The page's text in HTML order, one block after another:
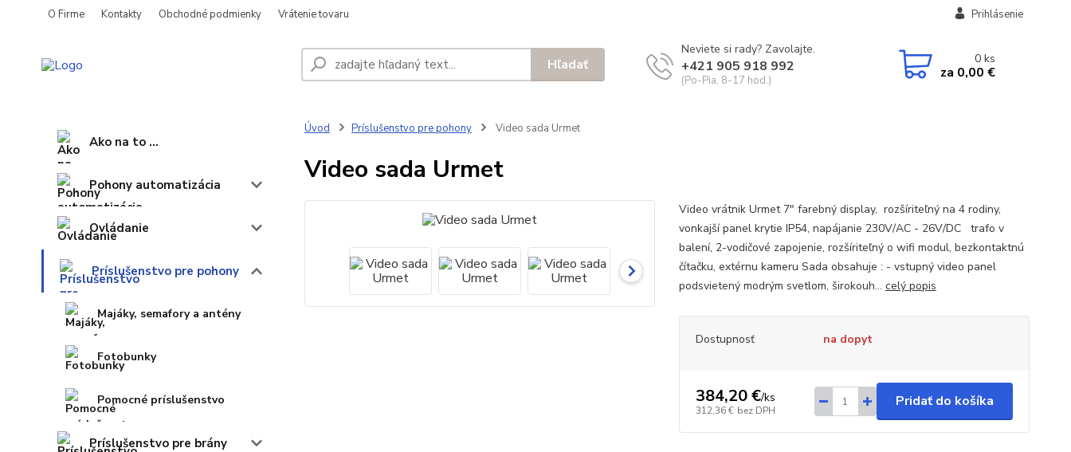
O Firme Kontakty Obchodné podmienky Vrátenie tovaru Prihlásenie
Hľadať
Neviete si rady? Zavolajte.
+421 905 918 992
(Po-Pia, 8-17 hod.)
0ks
za 0,00 €
Ako na to ...
Pohony automatizácia
Ovládanie
Príslušenstvo pre pohony
Majáky, semafory a antény
Fotobunky
Pomocné príslušenstvo
Príslušenstvo pre brány
Úvod Príslušenstvo pre pohony Video sada Urmet
Video sada Urmet
Video vrátnik Urmet 7" farebný display, rozšíriteľný na 4 rodiny,
vonkajší panel krytie IP54, napájanie 230V/AC - 26V/DC trafo v
balení, 2-vodičové zapojenie, rozšíriteľný o wifi modul, bezkontaktnú
čítačku, extérnu kameru Sada obsahuje : - vstupný video panel
podsvietený modrým svetlom, širokouh... celý popis
Dostupnosť na dopyt
384,20 €/ks
312,36 € bez DPH
Pridať do košíka